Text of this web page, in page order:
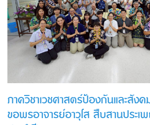
ภาควิชาเวชศาสตร์ป้องกันและสัง
ขอพรอาจารย์อาวุโส สืบสานประ